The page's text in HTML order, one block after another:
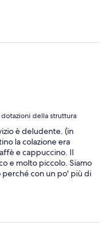
della struttura
è deludente. (in
la colazione era
e cappuccino. Il
e molto piccolo. Siamo
perché con un po' più di
meriterebbe